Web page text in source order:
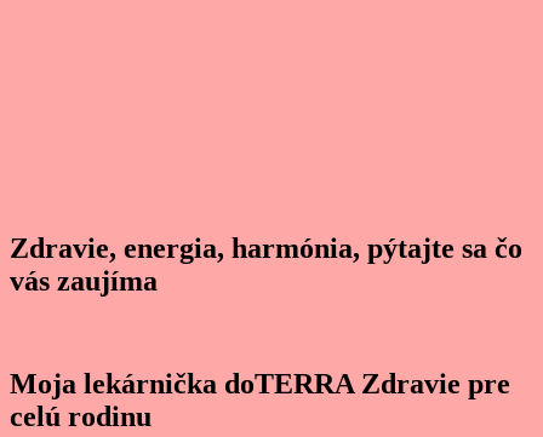
Zdravie, energia, harmónia, pýtajte sa čo
vás zaujíma
Moja lekárnička doTERRA Zdravie pre
celú rodinu